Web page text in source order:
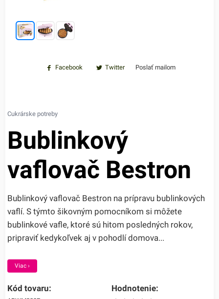
Facebook Twitter Poslať mailom
Cukrárske potreby
Bublinkový
vaflovač Bestron
Bublinkový vaflovač Bestron na prípravu bublinkových
vaflí. S týmto šikovným pomocníkom si môžete
bublinkové vafle, ktoré sú hitom posledných rokov,
pripraviť kedykoľvek aj v pohodlí domova...
Viac ›
Kód tovaru: Hodnotenie: